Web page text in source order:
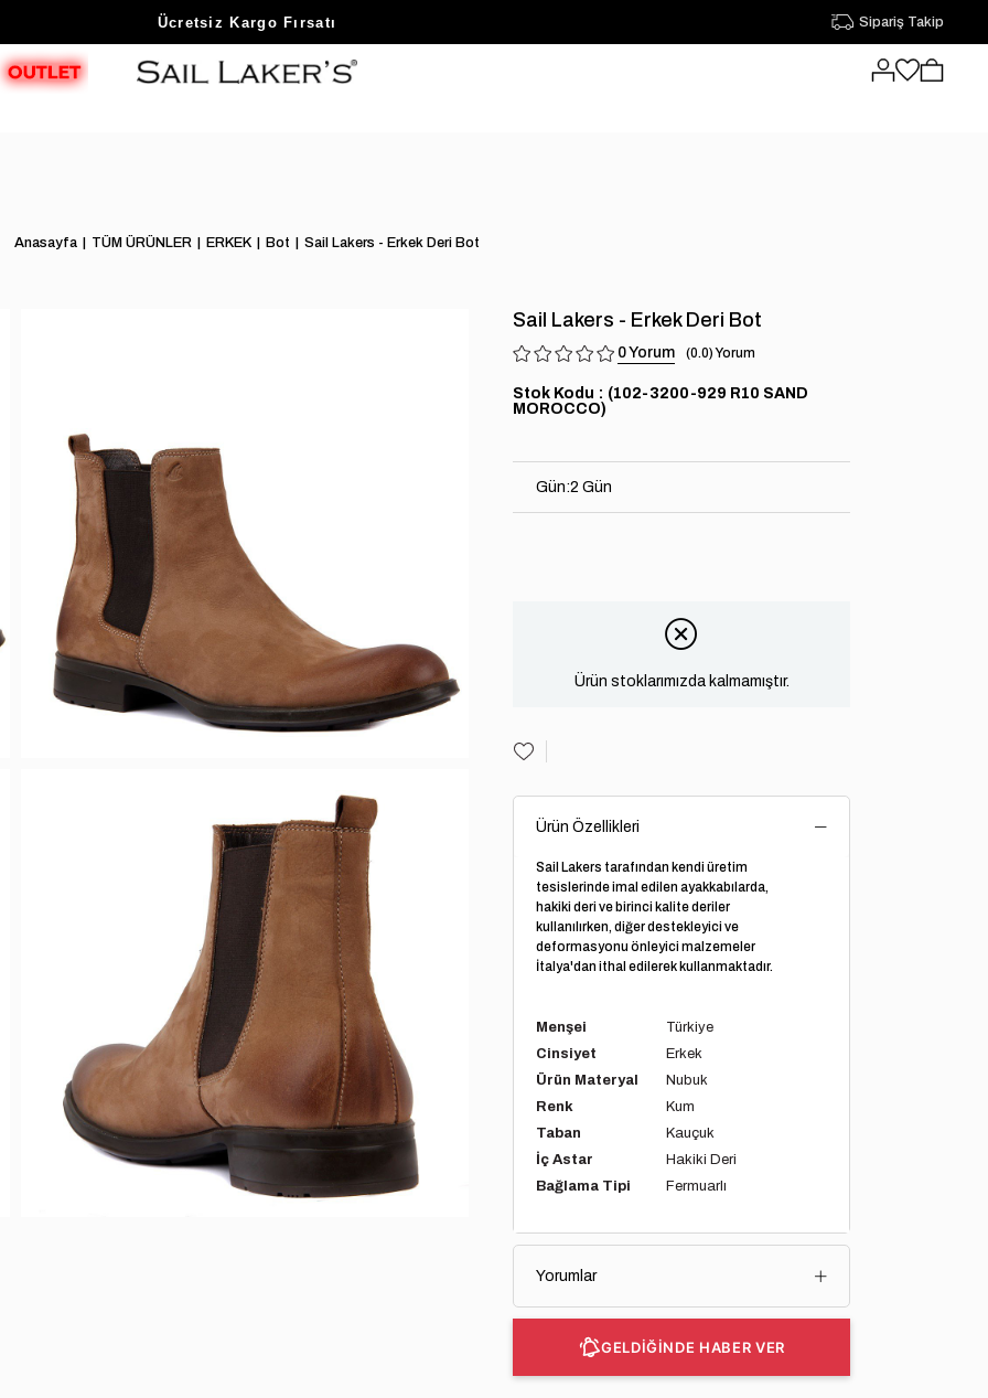
Sezon Sonu Fırsatlarını Keşfet
Ücretsiz Kargo Fırsatı Sipariş Takip
Anasayfa TÜM ÜRÜNLER ERKEK Bot Sail Lakers - Erkek Deri Bot
Sail Lakers - Erkek Deri Bot
0 0.0
Stok Kodu
(102-3200-929 R10 SAND
MOROCCO)
Gün:2 Gün
Ürün stoklarımızda kalmamıştır.
Ürün Özellikleri
Sail Lakers tarafından kendi üretim
tesislerinde imal edilen ayakkabılarda,
hakiki deri ve birinci kalite deriler
kullanılırken, diğer destekleyici ve
deformasyonu önleyici malzemeler
İtalya'dan ithal edilerek kullanmaktadır.
Menşei
Türkiye
Cinsiyet
Erkek
Ürün Materyal
Nubuk
Renk
Kum
Taban
Kauçuk
İç Astar
Hakiki Deri
Bağlama Tipi
Fermuarlı
Yorumlar
GELDİĞİNDE HABER VER